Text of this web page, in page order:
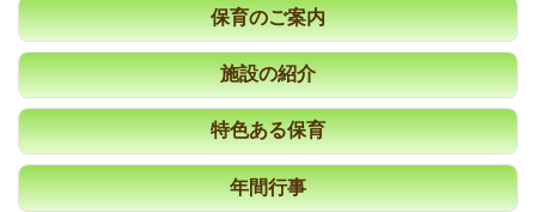
保育のご案内
施設の紹介
特色ある保育
年間行事